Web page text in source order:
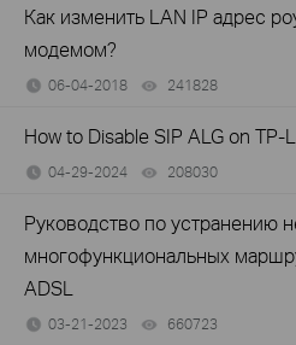
Как изменить LAN IP адрес
модемом?
06-04-2018 241828
How to Disable SIP ALG on
04-29-2024 208030
Руководство по устранению
многофункциональных
ADSL
03-21-2023 660723